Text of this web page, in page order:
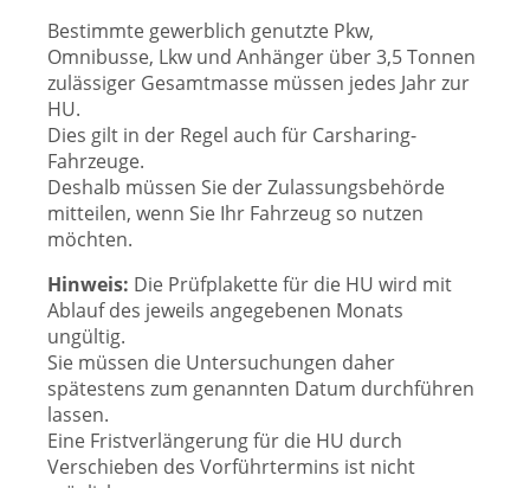
Bestimmte gewerblich genutzte Pkw,
Omnibusse, Lkw und Anhänger über 3,5 Tonnen
zulässiger Gesamtmasse müssen jedes Jahr zur
HU.
Dies gilt in der Regel auch für Carsharing-
Fahrzeuge.
Deshalb müssen Sie der Zulassungsbehörde
mitteilen, wenn Sie Ihr Fahrzeug so nutzen
möchten.
Hinweis: Die Prüfplakette für die HU wird mit
Ablauf des jeweils angegebenen Monats
ungültig.
Sie müssen die Untersuchungen daher
spätestens zum genannten Datum durchführen
lassen.
Eine Fristverlängerung für die HU durch
Verschieben des Vorführtermins ist nicht